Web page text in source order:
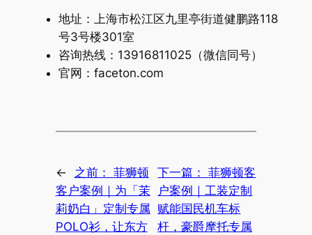
地址：上海市松江区九里亭街道健鹏路118
号3号楼301室
咨询热线：13916811025（微信同号）
官网：faceton.com
← 之前： 菲狮顿
客户案例｜为「茉
莉奶白」定制专属
POLO衫，让东方
下一篇：
菲狮顿客
户案例｜工装定制
赋能国民机车标
杆，豪爵摩托专属